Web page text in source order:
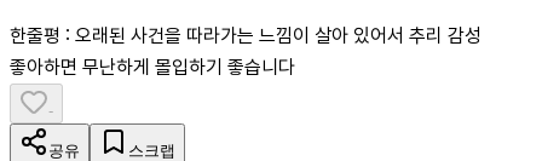
한줄평 : 오래된 사건을 따라가는 느낌이 살아 있어서 추리 감성
좋아하면 무난하게 몰입하기 좋습니다
-
공유 스크랩